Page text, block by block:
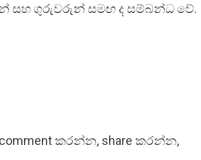
සහ ගුරුවරුන් සමඟ ද සම්බන්ධ වේ.
comment කරන්න, share කරන්න,